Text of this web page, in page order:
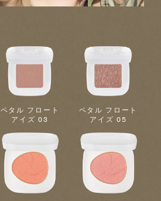
ペタル フロート
アイズ 03
ペタル フロート
アイズ 05